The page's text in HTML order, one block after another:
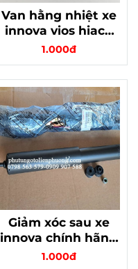
Van hằng nhiệt xe
innova vios hiace
yarris chính hãng
1.000đ
Giảm xóc sau xe
innova chính hãng
indonesia
1.000đ